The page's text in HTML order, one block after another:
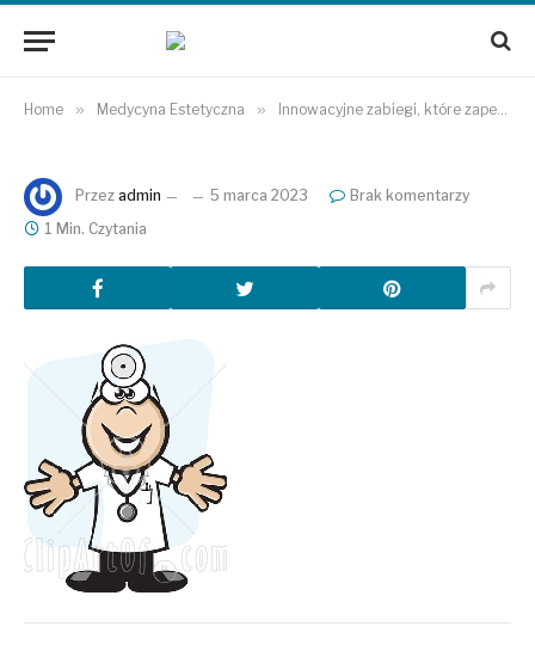
Home » Medycyna Estetyczna » Innowacyjne zabiegi, które zapewnia medycyna estetyczna
Przez admin 5 marca 2023
Brak komentarzy
1 Min. Czytania